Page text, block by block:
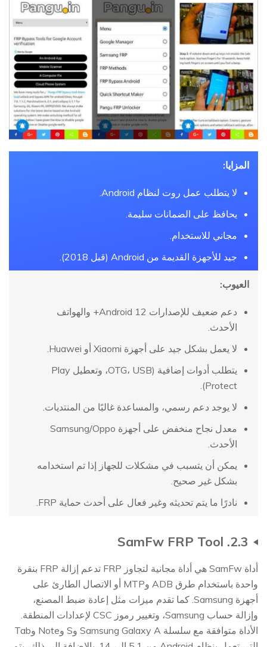
المزايا:
لا يتطلب عمل روت لنظام Android.
يحافظ على الضمانات سليمة.
مجاني للاستخدام.
جيد للأجهزة القديمة من Android (قبل 2018).
العيوب:
دعم ضعيف للإصدارات Android 12+ والهواتف
الأحدث.
لا يعمل بشكل جيد على أجهزة Xiaomi أو Huawei.
يتطلب أدوات إضافية (OTG، USB، وتعطيل Play
Protect).
لا يوجد دعم رسمي، والمساعدة غالبًا من المنتديات.
معدل نجاح منخفض على أجهزة Samsung/Oppo
الأحدث.
يمكن أن يتسبب في مشكلات للجهاز إذا تم استخدامه
بشكل غير صحيح.
نادرًا ما يتم تحديثه وغير فعال على أحدث حماية FRP.
2.3. SamFw FRP Tool
أداة SamFw هي أداة مجانية لتجاوز FRP تدعم إزالة FRP بنقرة
واحدة باستخدام طرق ADB وMTP أو الاتصال الطارئ على
أجهزة Samsung. كما تقدم ميزات مثل إعادة ضبط المصنع،
وإزالة حساب Samsung، وتغيير رموز CSC لإعدادات المنطقة.
الأداة متوافقة مع سلسلة Samsung Galaxy A وS وNote وTab